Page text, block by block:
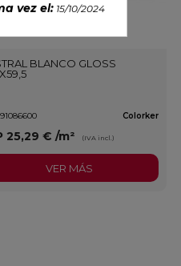
BLANCO GLOSS
91086600 Colorker
25,29 €/m² (IVA incl.)
VER MÁS
vez el: 15/10/2024